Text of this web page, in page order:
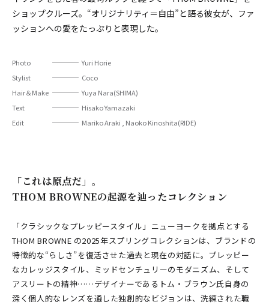
ショップクルーズ。“オリジナリティ＝自由”と語る彼女が、ファ
ッションへの愛をたっぷりと表現した。
Photo
Yuri Horie
Stylist
Coco
Hair＆Make
Yuya Nara(SHIMA)
Text
Hisako Yamazaki
Edit
Mariko Araki , Naoko Kinoshita(RIDE)
「これは原点だ」。
THOM BROWNEの起源を辿ったコレクション
「クラシックなプレッピースタイル」――ニューヨークを拠点とする
THOM BROWNE の2025年スプリングコレクションは、ブランドの
特徴的な“らしさ”を復活させた過去と現在の対話に。プレッピー
なカレッジスタイル、ミッドセンチュリーのモダニズム、そして
アスリートの精神……デザイナーであるトム・ブラウン氏自身の
深く個人的なレンズを通した独創的なビジョンは、洗練された職